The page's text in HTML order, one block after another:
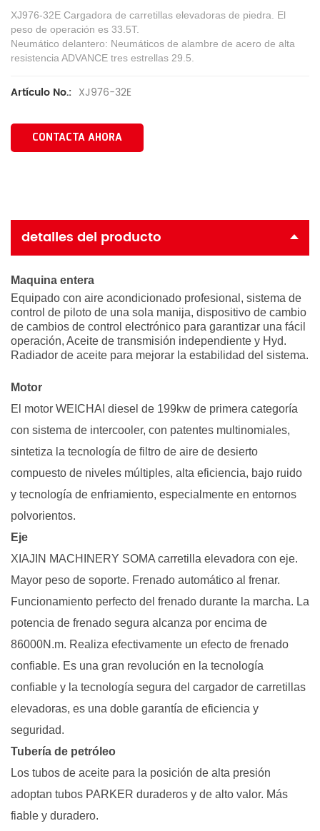
XJ976-32E Cargadora de carretillas elevadoras de piedra. El
peso de operación es 33.5T.
Neumático delantero: Neumáticos de alambre de acero de alta
resistencia ADVANCE tres estrellas 29.5.
Artículo No.: XJ976-32E
CONTACTA AHORA
detalles del producto
Maquina entera
Equipado con aire acondicionado profesional, sistema de
control de piloto de una sola manija, dispositivo de cambio
de cambios de control electrónico para garantizar una fácil
operación, Aceite de transmisión independiente y Hyd.
Radiador de aceite para mejorar la estabilidad del sistema.
Motor
El motor WEICHAI diesel de 199kw de primera categoría
con sistema de intercooler, con patentes multinomiales,
sintetiza la tecnología de filtro de aire de desierto
compuesto de niveles múltiples, alta eficiencia, bajo ruido
y tecnología de enfriamiento, especialmente en entornos
polvorientos.
Eje
XIAJIN MACHINERY SOMA carretilla elevadora con eje.
Mayor peso de soporte. Frenado automático al frenar.
Funcionamiento perfecto del frenado durante la marcha. La
potencia de frenado segura alcanza por encima de
86000N.m. Realiza efectivamente un efecto de frenado
confiable. Es una gran revolución en la tecnología
confiable y la tecnología segura del cargador de carretillas
elevadoras, es una doble garantía de eficiencia y
seguridad.
Tubería de petróleo
Los tubos de aceite para la posición de alta presión
adoptan tubos PARKER duraderos y de alto valor. Más
fiable y duradero.